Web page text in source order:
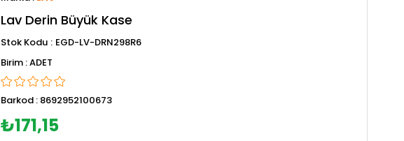
Lav Derin Büyük Kase
Stok Kodu
EGD-LV-DRN298R6
ADET
Barkod : 8692952100673
₺171,15